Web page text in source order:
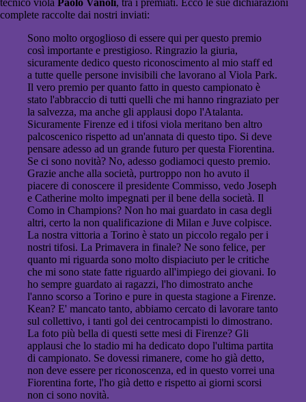
tecnico viola Paolo Vanoli, tra i premiati. Ecco le sue dichiarazioni
complete raccolte dai nostri inviati:
Sono molto orgoglioso di essere qui per questo premio
così importante e prestigioso. Ringrazio la giuria,
sicuramente dedico questo riconoscimento al mio staff ed
a tutte quelle persone invisibili che lavorano al Viola Park.
Il vero premio per quanto fatto in questo campionato è
stato l'abbraccio di tutti quelli che mi hanno ringraziato per
la salvezza, ma anche gli applausi dopo l'Atalanta.
Sicuramente Firenze ed i tifosi viola meritano ben altro
palcoscenico rispetto ad un'annata di questo tipo. Si deve
pensare adesso ad un grande futuro per questa Fiorentina.
Se ci sono novità? No, adesso godiamoci questo premio.
Grazie anche alla società, purtroppo non ho avuto il
piacere di conoscere il presidente Commisso, vedo Joseph
e Catherine molto impegnati per il bene della società. Il
Como in Champions? Non ho mai guardato in casa degli
altri, certo la non qualificazione di Milan e Juve colpisce.
La nostra vittoria a Torino è stato un piccolo regalo per i
nostri tifosi. La Primavera in finale? Ne sono felice, per
quanto mi riguarda sono molto dispiaciuto per le critiche
che mi sono state fatte riguardo all'impiego dei giovani. Io
ho sempre guardato ai ragazzi, l'ho dimostrato anche
l'anno scorso a Torino e pure in questa stagione a Firenze.
Kean? E' mancato tanto, abbiamo cercato di lavorare tanto
sul collettivo, i tanti gol dei centrocampisti lo dimostrano.
La foto più bella di questi sette mesi di Firenze? Gli
applausi che lo stadio mi ha dedicato dopo l'ultima partita
di campionato. Se dovessi rimanere, come ho già detto,
non deve essere per riconoscenza, ed in questo vorrei una
Fiorentina forte, l'ho già detto e rispetto ai giorni scorsi
non ci sono novità.